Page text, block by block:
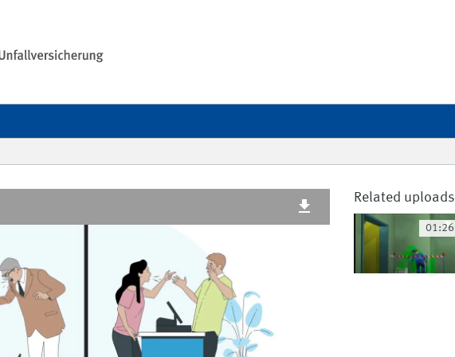
26.4 MB
18.6 MB
Subtitles Style options
Automatic
Related uploads
01:26